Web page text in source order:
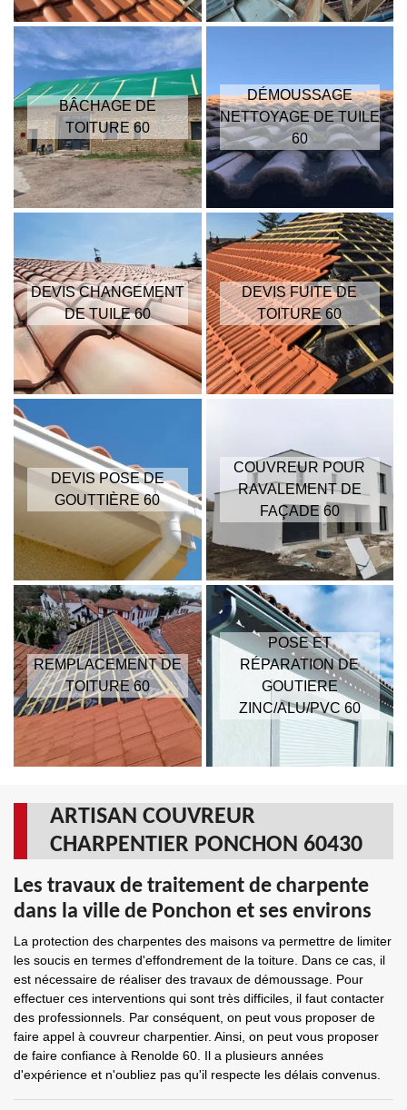
BÂCHAGE DE
TOITURE 60
DÉMOUSSAGE
NETTOYAGE DE TUILE
60
DEVIS CHANGEMENT
DE TUILE 60
DEVIS FUITE DE
TOITURE 60
DEVIS POSE DE
GOUTTIÈRE 60
COUVREUR POUR
RAVALEMENT DE
FAÇADE 60
REMPLACEMENT DE
TOITURE 60
POSE ET
RÉPARATION DE
GOUTIERE
ZINC/ALU/PVC 60
ARTISAN COUVREUR
CHARPENTIER PONCHON 60430
Les travaux de traitement de charpente
dans la ville de Ponchon et ses environs
La protection des charpentes des maisons va permettre de limiter
les soucis en termes d'effondrement de la toiture. Dans ce cas, il
est nécessaire de réaliser des travaux de démoussage. Pour
effectuer ces interventions qui sont très difficiles, il faut contacter
des professionnels. Par conséquent, on peut vous proposer de
faire appel à couvreur charpentier. Ainsi, on peut vous proposer
de faire confiance à Renolde 60. Il a plusieurs années
d'expérience et n'oubliez pas qu'il respecte les délais convenus.